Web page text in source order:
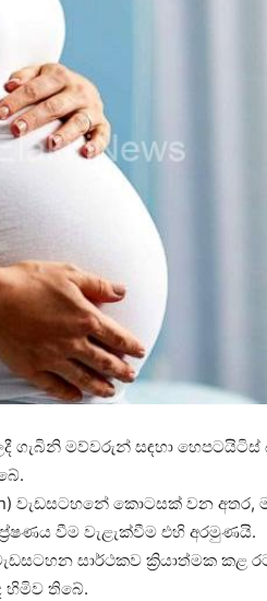
ගැබිනි මව්වරුන් සඳහා
වැඩසටහනේ කොටසක් වන අතර,
වීම වැළැක්වීම එහි අරමුණයි.
සාර්ථකව ක්‍රියාත්මක කළ
හිමිව තිබේ.